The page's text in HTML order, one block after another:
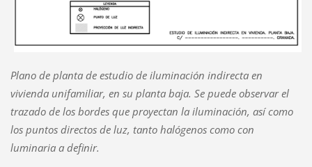
Plano de planta de estudio de iluminación indirecta en
vivienda unifamiliar, en su planta baja. Se puede observar el
trazado de los bordes que proyectan la iluminación, así como
los puntos directos de luz, tanto halógenos como con
luminaria a definir.